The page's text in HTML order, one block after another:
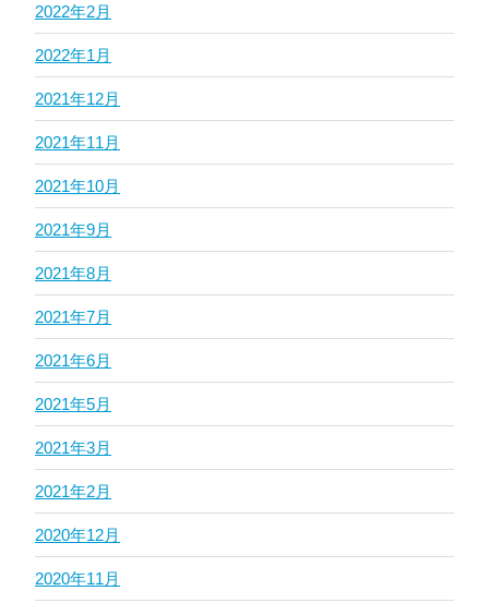
2022年2月
2022年1月
2021年12月
2021年11月
2021年10月
2021年9月
2021年8月
2021年7月
2021年6月
2021年5月
2021年3月
2021年2月
2020年12月
2020年11月